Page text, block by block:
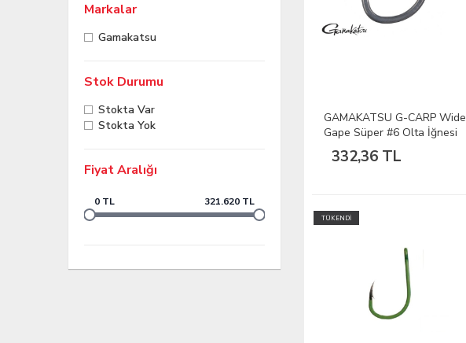
Markalar
Gamakatsu
Stok Durumu
Stokta Var
Stokta Yok
Fiyat Aralığı
0 TL 321.620 TL
GAMAKATSU G-CARP Wide
Gape Süper #6 Olta İğnesi
332,36 TL
TÜKENDİ